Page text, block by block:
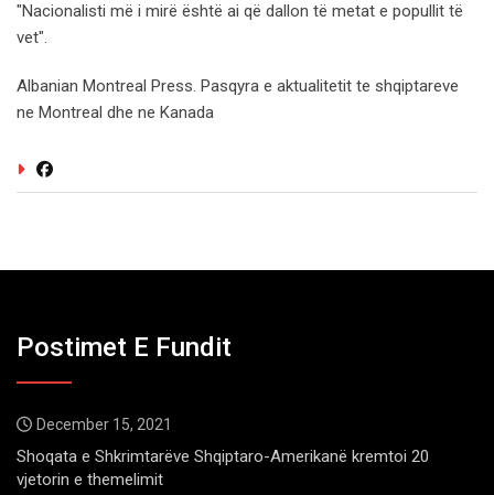
"Nacionalisti më i mirë është ai që dallon të metat e popullit të
vet".
Albanian Montreal Press. Pasqyra e aktualitetit te shqiptareve
ne Montreal dhe ne Kanada
Postimet E Fundit
December 15, 2021
Shoqata e Shkrimtarëve Shqiptaro-Amerikanë kremtoi 20
vjetorin e themelimit